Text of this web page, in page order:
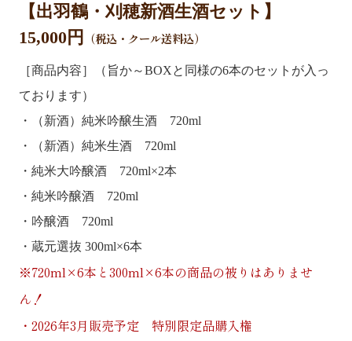
【出羽鶴・刈穂新酒生酒セット】
15,000円
（税込・クール送料込）
［商品内容］（旨か～BOXと同様の6本のセットが入っ
ております）
・（新酒）純米吟醸生酒 720ml
・（新酒）純米生酒 720ml
・純米大吟醸酒 720ml×2本
・純米吟醸酒 720ml
・吟醸酒 720ml
・蔵元選抜 300ml×6本
※720ml×6本と300ml×6本の商品の被りはありませ
ん！
・2026年3月販売予定 特別限定品購入権